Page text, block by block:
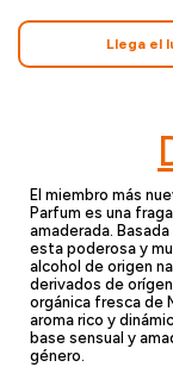
Llega el
El miembro más
Parfum es una
amaderada.
esta poderosa y
alcohol de origen
derivados de
orgánica fresca de
aroma rico y
base sensual y
género.